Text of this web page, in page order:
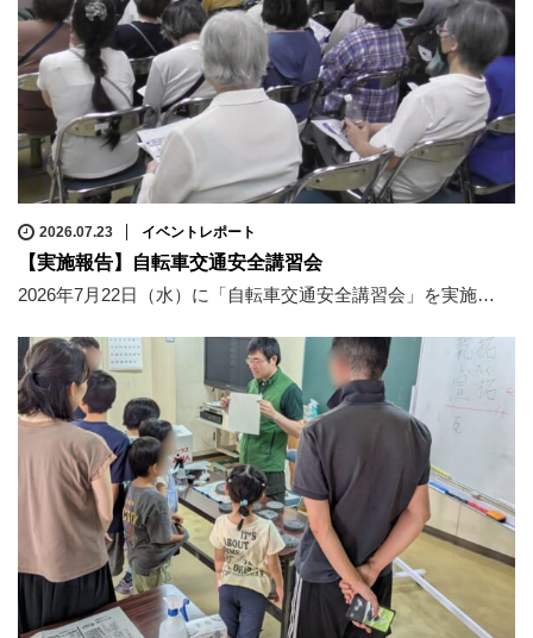
2026.07.23 イベントレポート
【実施報告】自転車交通安全講習会
2026年7月22日（水）に「自転車交通安全講習会」を実施…